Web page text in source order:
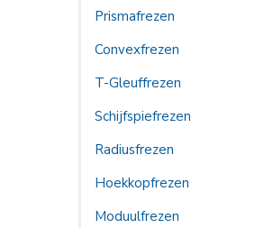
Prismafrezen
Convexfrezen
T-Gleuffrezen
Schijfspiefrezen
Radiusfrezen
Hoekkopfrezen
Moduulfrezen